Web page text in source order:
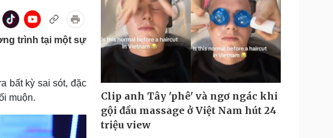
Doanh nghiệp
Thông tin doanh nghiệp
Doanh nghiệp 24h
Doanh nhân
Công nghệ
Sành điệu
Tin Công nghệ
Trải nghiệm
Chuyển đổi số
Tư vấn
Săn Tour
Podcast
Câu chuyện thời sự
trình tại một sự
bất kỳ sai sót, đặc
muộn.
Clip anh Tây 'phê' và ngơ ngác khi
gội đầu massage ở Việt Nam hút 24
triệu view